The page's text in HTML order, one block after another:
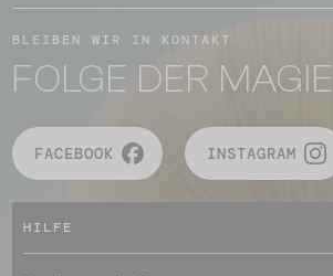
BLEIBEN WIR IN KONTAKT
FOLGE DER MAGIE
FACEBOOK INSTAGRAM
HILFE